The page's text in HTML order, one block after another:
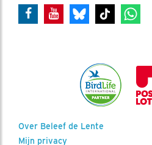
Over Beleef de Lente
Mijn privacy